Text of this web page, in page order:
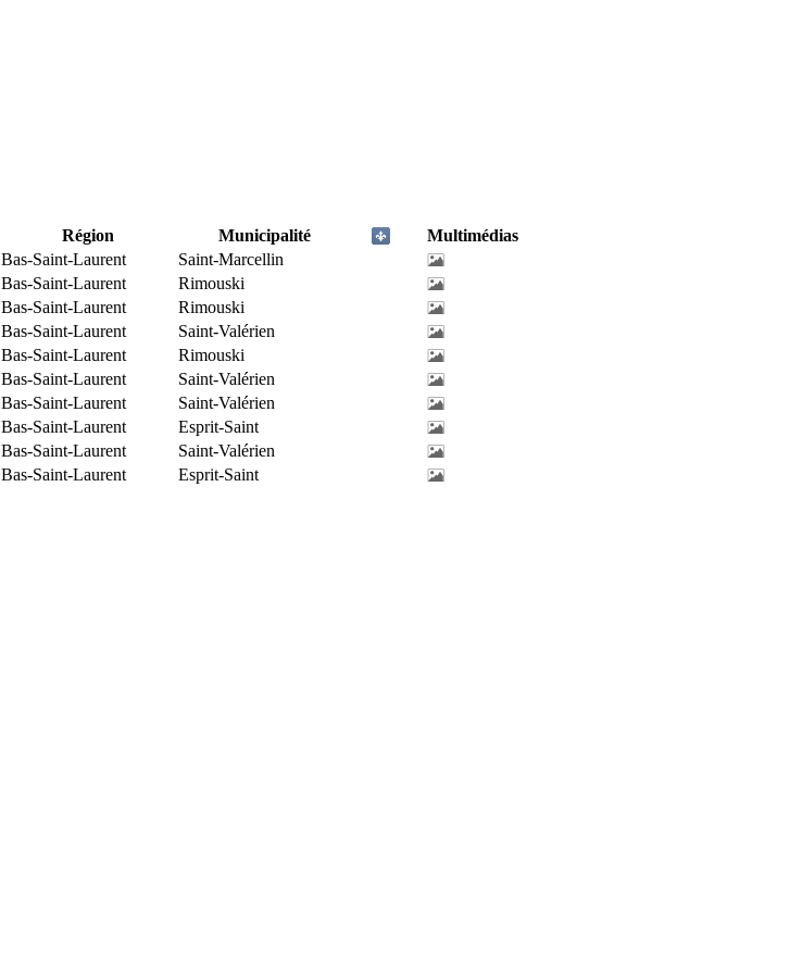
Région Municipalité
Multimédias
Bas-Saint-Laurent
Saint-Marcellin
Bas-Saint-Laurent
Rimouski
Bas-Saint-Laurent
Rimouski
Bas-Saint-Laurent
Saint-Valérien
Bas-Saint-Laurent
Rimouski
Bas-Saint-Laurent
Saint-Valérien
Bas-Saint-Laurent
Saint-Valérien
Bas-Saint-Laurent
Esprit-Saint
Bas-Saint-Laurent
Saint-Valérien
Bas-Saint-Laurent Esprit-Saint